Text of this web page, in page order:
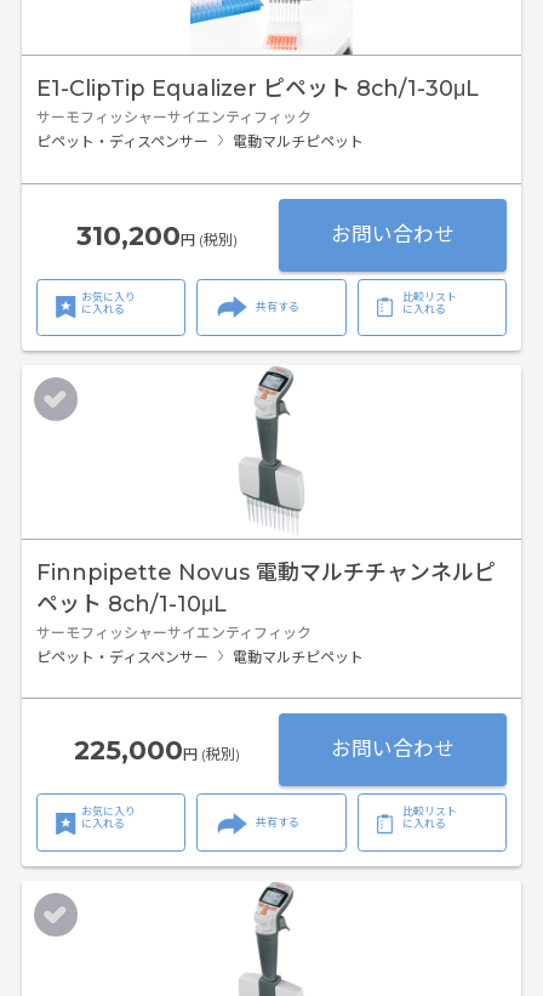
E1-ClipTip Equalizer ピペット 8ch/1-30μL
サーモフィッシャーサイエンティフィック
ピペット・ディスペンサー
電動マルチピペット
310,200円 (税別) お問い合わせ
お気に入り
に入れる
共有する
比較リスト
に入れる
Finnpipette Novus 電動マルチチャンネルピ
ペット 8ch/1-10μL
サーモフィッシャーサイエンティフィック
ピペット・ディスペンサー
電動マルチピペット
225,000円 (税別) お問い合わせ
お気に入り
に入れる
共有する
比較リスト
に入れる